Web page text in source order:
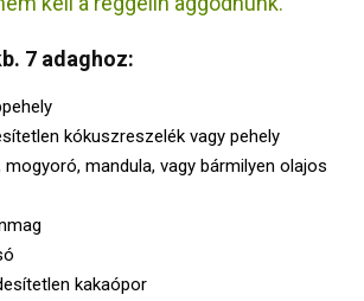
7 adaghoz:
kókuszreszelék vagy pehely
mogyoró, mandula, vagy bármilyen olajos
kakaópor